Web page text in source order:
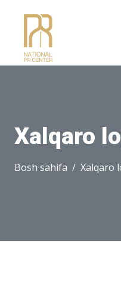
Xalqaro
Bosh sahifa Xalqaro